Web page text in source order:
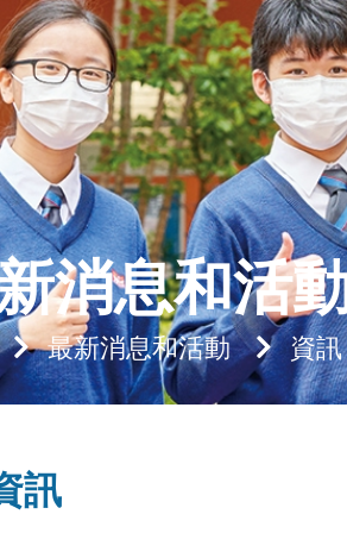
消息和活
最新消息和活動 資訊
訊